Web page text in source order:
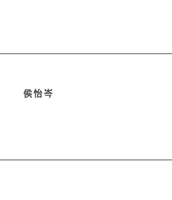
侯怡岑